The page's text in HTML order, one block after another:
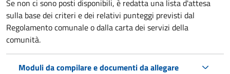
Se non ci sono posti disponibili, è redatta una lista d'attesa
sulla base dei criteri e dei relativi punteggi previsti dal
Regolamento comunale o dalla carta dei servizi della
comunità.
Moduli da compilare e documenti da allegare